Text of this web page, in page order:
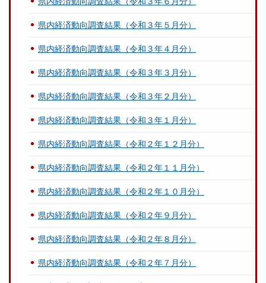
県内経済動向調査結果（令和３年５月分）
県内経済動向調査結果（令和３年４月分）
県内経済動向調査結果（令和３年３月分）
県内経済動向調査結果（令和３年２月分）
県内経済動向調査結果（令和３年１月分）
県内経済動向調査結果（令和２年１２月分）
県内経済動向調査結果（令和２年１１月分）
県内経済動向調査結果（令和２年１０月分）
県内経済動向調査結果（令和２年９月分）
県内経済動向調査結果（令和２年８月分）
県内経済動向調査結果（令和２年７月分）